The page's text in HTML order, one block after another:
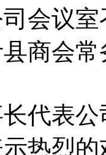
会议
商会
表公
热烈